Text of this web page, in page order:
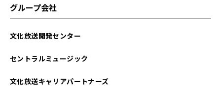
2025年06月
グループ会社
文化放送開発センター
セントラルミュージック
文化放送キャリアパートナーズ